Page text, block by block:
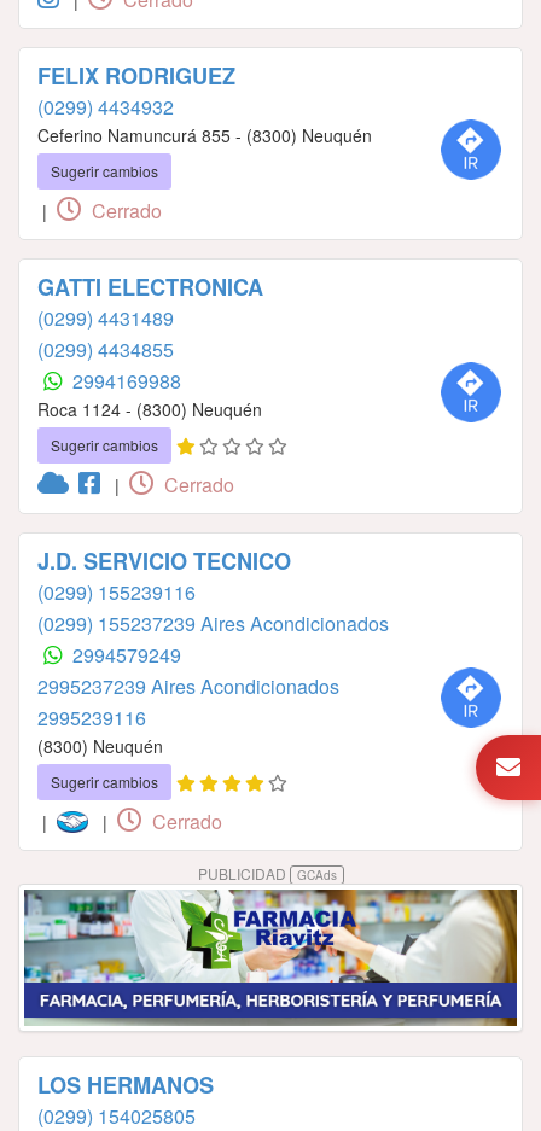
FELIX RODRIGUEZ
(0299) 4434932
Ceferino Namuncurá 855 - (8300) Neuquén
Sugerir cambios
| Cerrado
GATTI ELECTRONICA
(0299) 4431489
(0299) 4434855
2994169988
Roca 1124 - (8300) Neuquén
Sugerir cambios
| Cerrado
J.D. SERVICIO TECNICO
(0299) 155239116
(0299) 155237239 Aires Acondicionados
2994579249
2995237239 Aires Acondicionados
2995239116
(8300) Neuquén
Sugerir cambios
| | Cerrado
PUBLICIDAD GCAds
LOS HERMANOS
(0299) 154025805